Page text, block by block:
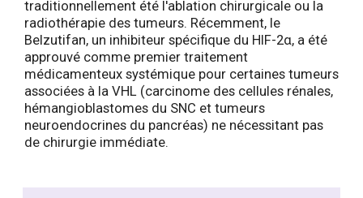
traditionnellement été l'ablation chirurgicale ou la
radiothérapie des tumeurs. Récemment, le
Belzutifan, un inhibiteur spécifique du HIF-2α, a été
approuvé comme premier traitement
médicamenteux systémique pour certaines tumeurs
associées à la VHL (carcinome des cellules rénales,
hémangioblastomes du SNC et tumeurs
neuroendocrines du pancréas) ne nécessitant pas
de chirurgie immédiate.